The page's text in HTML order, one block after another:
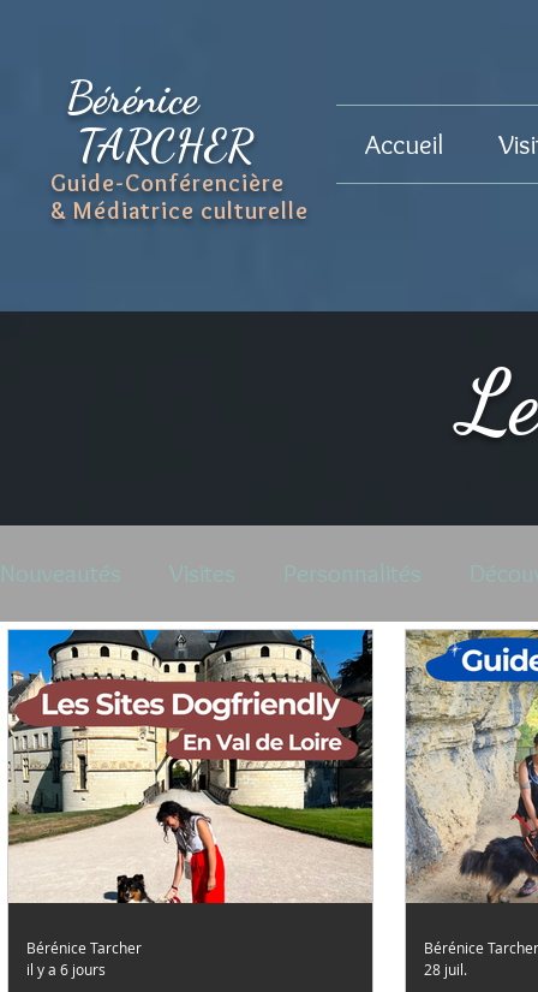
Bérénice
TARCHER
Guide-Conférencière
& Médiatrice culturelle
Accueil
Nouveautés Visites Personnalités
Bérénice Tarcher
il y a 6 jours
Bérénice Tarcher
28 juil.